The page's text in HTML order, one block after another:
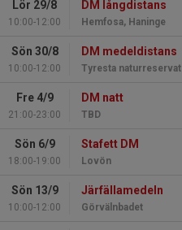
Lör 29/8
10:00-12:00
DM långdistans
Hemfosa, Haninge
Sön 30/8
10:00-12:00
DM medeldistans
Tyresta naturreservat
Fre 4/9
21:00-23:00
DM natt
TBD
Sön 6/9
18:00-19:00
Stafett DM
Lovön
Sön 13/9
10:00-12:00
Järfällamedeln
Görvälnbadet